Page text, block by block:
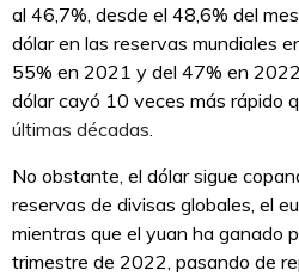
al 46,7%, desde el 48,6% del
dólar en las reservas mundiales
55% en 2021 y del 47% en
dólar cayó 10 veces más rápido
últimas décadas.
No obstante, el dólar sigue
reservas de divisas globales, el
mientras que el yuan ha ganado
trimestre de 2022, pasando de